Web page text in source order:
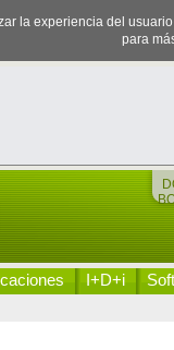
la experiencia del
para
I+D+i